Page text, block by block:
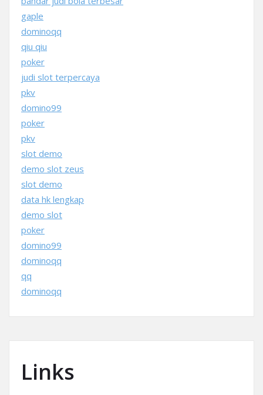
gaple
dominoqq
qiu qiu
poker
judi slot terpercaya
pkv
domino99
poker
pkv
slot demo
demo slot zeus
slot demo
data hk lengkap
demo slot
poker
domino99
dominoqq
qq
dominoqq
Links